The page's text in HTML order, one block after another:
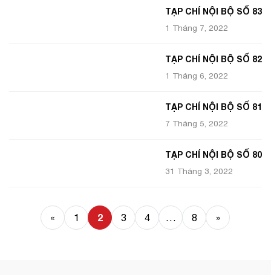
TẠP CHÍ NỘI BỘ SỐ 83
1 Tháng 7, 2022
TẠP CHÍ NỘI BỘ SỐ 82
1 Tháng 6, 2022
TẠP CHÍ NỘI BỘ SỐ 81
7 Tháng 5, 2022
TẠP CHÍ NỘI BỘ SỐ 80
31 Tháng 3, 2022
« 1 2 3 4 … 8 »